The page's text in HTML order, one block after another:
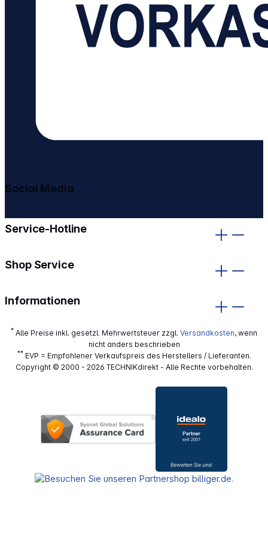
Service-Hotline
Shop Service
Informationen
Social Media
* Alle Preise inkl. gesetzl. Mehrwertsteuer zzgl. Versandkosten, wenn
nicht anders beschrieben
**EVP = Empfohlener Verkaufspreis des Herstellers / Lieferanten.
Copyright © 2000 - 2026 TECHNIKdirekt - Alle Rechte vorbehalten.